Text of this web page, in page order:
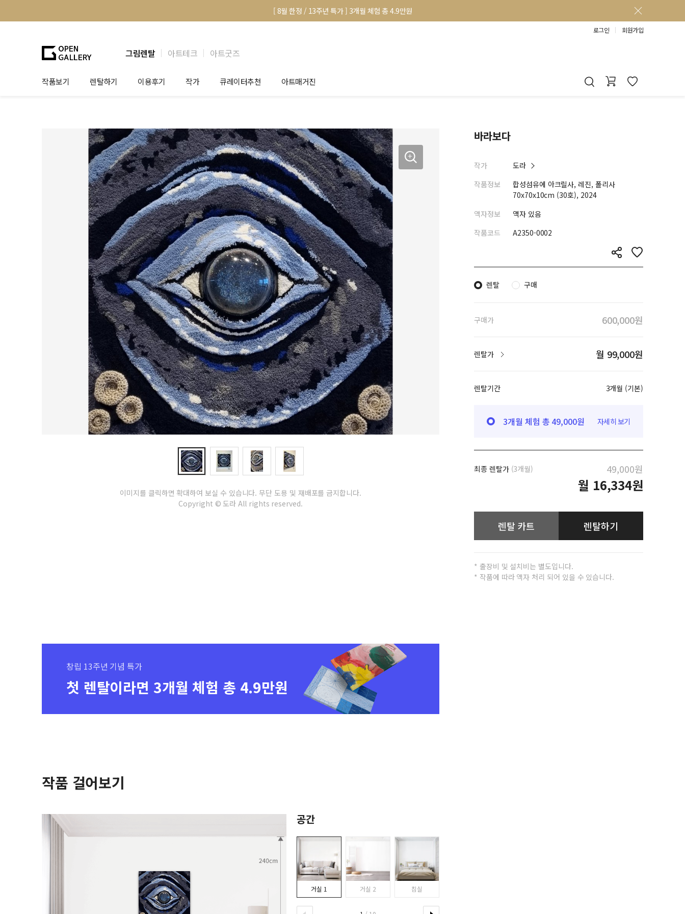
[ 8월 한정 / 13주년 특가 ] 3개월 체험 총 4.9만원
로그인 회원가입
그림렌탈 아트테크 아트굿즈
작품보기 렌탈하기
법인상담
기프트카드
이용후기
법인 고객
셀럽 인터뷰
작가
작가공모
큐레이터추천
작품선택 Tip
그림인테리어 Tip
테마별 추천
아트매거진
미술 이야기
아트 딕셔너리
이미지를 클릭하면 확대하여 보실 수 있습니다. 무단 도용 및 재배포를 금지합니다.
Copyright © 도라 All rights reserved.
바라보다
작가
도라
작품정보
합성섬유에 아크릴사, 레진, 폴리사
70x70x10cm (30호), 2024
액자정보
액자 있음
작품코드
A2350-0002
렌탈 구매
구매가 600,000원
렌탈가 월 99,000원
렌탈기간 3개월 (기본)
3개월 체험 총 49,000원 자세히 보기
최종 렌탈가(3개월) 49,000원
월 16,334원
렌탈 카트 렌탈하기
* 출장비 및 설치비는 별도입니다.
* 작품에 따라 액자 처리 되어 있을 수 있습니다.
창립 13주년 기념 특가
첫 렌탈이라면 3개월 체험 총 4.9만원
작품 걸어보기
공간
거실 1 거실 2 침실